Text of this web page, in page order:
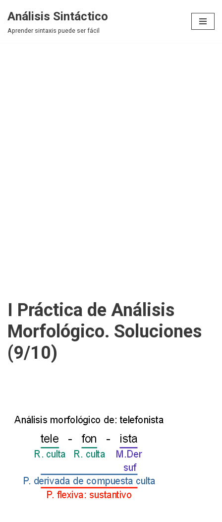
Saltar
Análisis Sintáctico
Aprender sintaxis puede ser fácil
I Práctica de Análisis
Morfológico. Soluciones
(9/10)